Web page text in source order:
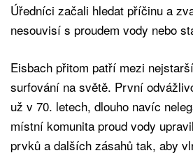
Úředníci začali hledat příčinu a
nesouvisí s proudem vody nebo
Eisbach přitom patří mezi
surfování na světě. První
už v 70. letech, dlouho navíc
místní komunita proud vody
prvků a dalších zásahů tak, aby